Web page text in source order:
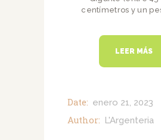
centímetros y un
LEER MÁS
Date: enero 21, 2023
Author: L'Argenteria